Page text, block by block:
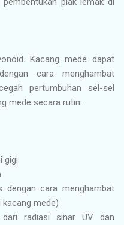
Kacang mede dapat
cara menghambat
pertumbuhan sel-sel
mede secara rutin.
gigi
dengan cara menghambat
mede)
dari radiasi sinar UV dan